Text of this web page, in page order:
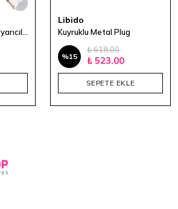
Libido
Kuyruklu Metal Plug
%15
₺ 618.00
₺ 523.00
SEPETE EKLE